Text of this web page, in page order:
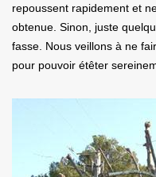
repoussent rapidement et
obtenue. Sinon, juste
fasse. Nous veillons à ne
pour pouvoir étêter